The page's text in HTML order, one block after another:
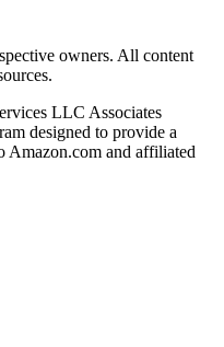
owners. All content
LLC Associates
designed to provide a
Amazon.com and affiliated